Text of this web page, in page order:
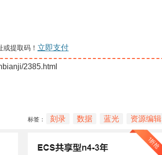
提取码！ 立即支付
2385.html
标签： 刻录 数据 蓝光 资源编辑